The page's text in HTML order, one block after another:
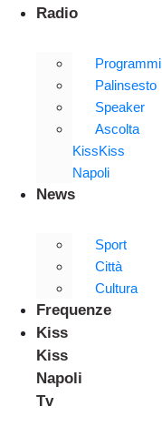
Radio
Programmi
Palinsesto
Speaker
Ascolta
KissKiss
Napoli
News
Sport
Città
Cultura
Frequenze
Kiss
Kiss
Napoli
Tv